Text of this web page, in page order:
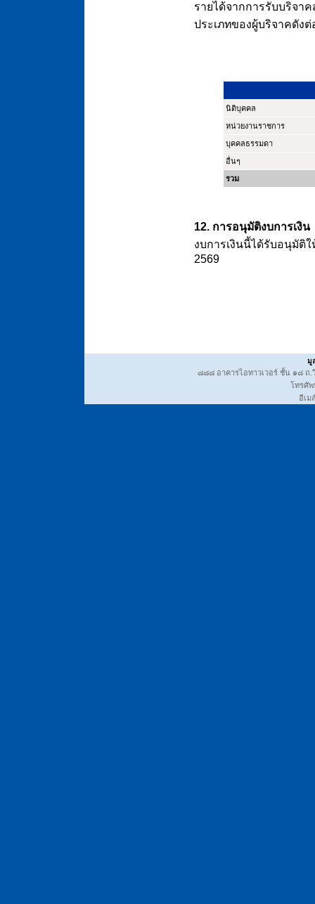
รายได้จากการรับบริจา
ประเภทของผู้บริจาคดังต่
นิติบุคคล
หน่วยงานราชการ
บุคคลธรรมดา
อื่นๆ
รวม
12. การอนุมัติงบการเงิน
งบการเงินนี้ได้รับอนุมัติ
2569
มู
๘๘๘ อาคารไอทาวเวอร์ ชั้น ๑๘ ถ.
โทรศั
อีเม